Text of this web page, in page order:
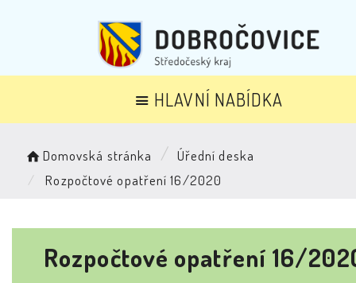
HLAVNÍ NABÍDKA
Domovská stránka
Úřední deska
Rozpočtové opatření 16/2020
Rozpočtové opatření 16/